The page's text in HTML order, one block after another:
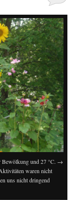
Bewölkung und 27 °C. →
waren nicht
uns nicht dringend